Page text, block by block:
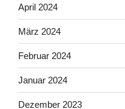
April 2024
März 2024
Februar 2024
Januar 2024
Dezember 2023